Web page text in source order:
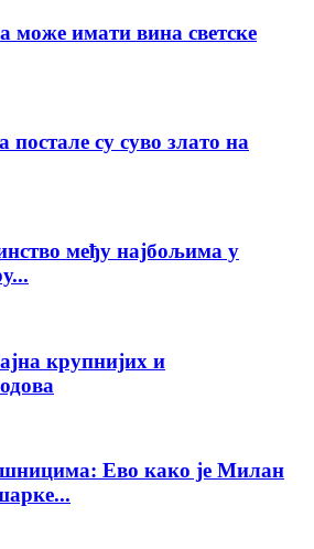
може имати вина светске
постале су суво злато на
међу најбољима у
крупнијих и
Ево како је Милан